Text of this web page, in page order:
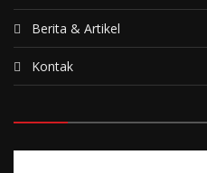
Berita & Artikel
Kontak